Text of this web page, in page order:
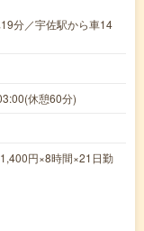
分／宇佐駅から車14
休憩60分)
円×8時間×21日勤